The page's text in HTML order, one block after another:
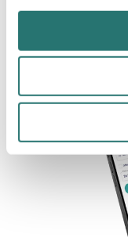
minuter via Movlys